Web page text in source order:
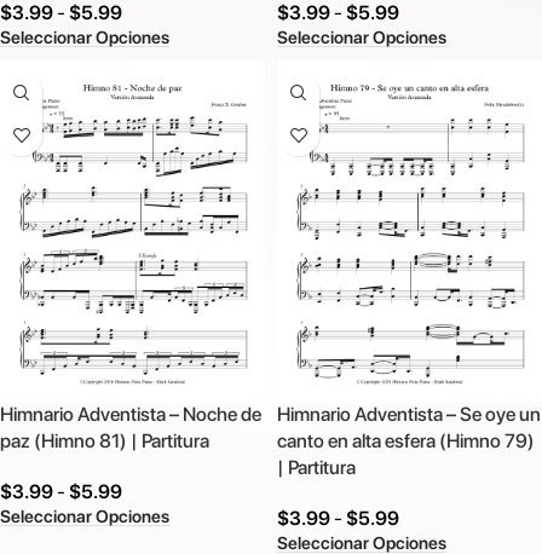
$3.99- $5.99
Seleccionar Opciones
$3.99- $5.99
Seleccionar Opciones
Himnario Adventista – Noche de
paz (Himno 81) | Partitura
$3.99- $5.99
Seleccionar Opciones
Himnario Adventista – Se oye un
canto en alta esfera (Himno 79)
| Partitura
$3.99- $5.99
Seleccionar Opciones